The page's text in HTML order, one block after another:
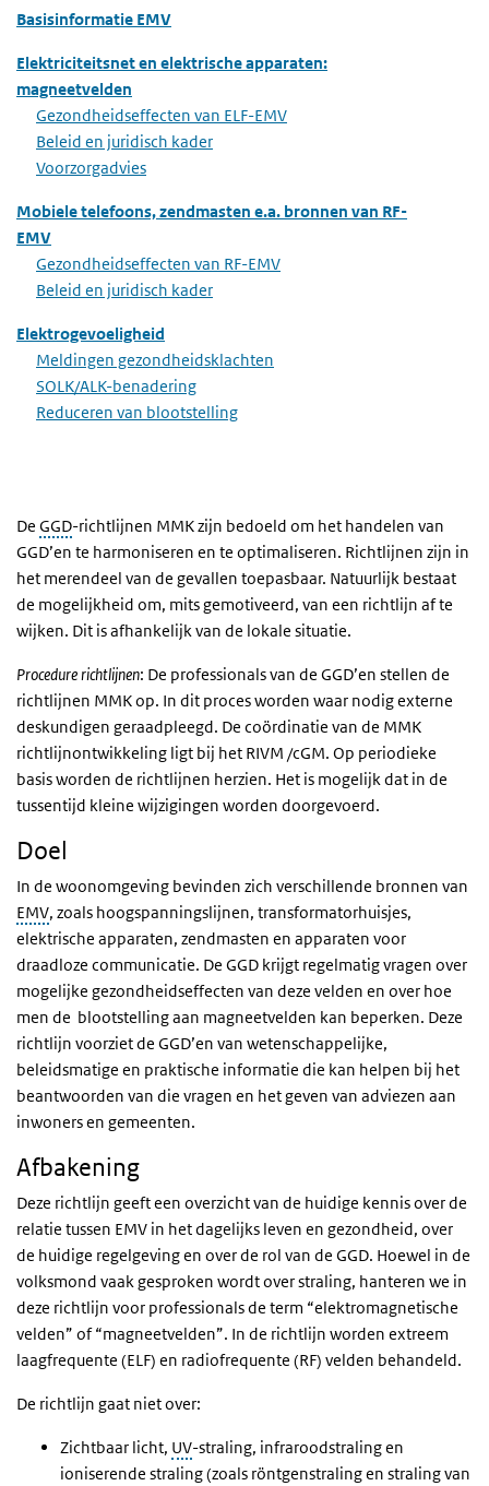
De GGD-richtlijnen MMK zijn bedoeld om het handelen van
GGD’en te harmoniseren en te optimaliseren. Richtlijnen zijn in
het merendeel van de gevallen toepasbaar. Natuurlijk bestaat
de mogelijkheid om, mits gemotiveerd, van een richtlijn af te
wijken. Dit is afhankelijk van de lokale situatie.
Procedure richtlijnen: De professionals van de GGD’en stellen de
richtlijnen MMK op. In dit proces worden waar nodig externe
deskundigen geraadpleegd. De coördinatie van de MMK
richtlijnontwikkeling ligt bij het RIVM /cGM. Op periodieke
basis worden de richtlijnen herzien. Het is mogelijk dat in de
tussentijd kleine wijzigingen worden doorgevoerd.
Doel
In de woonomgeving bevinden zich verschillende bronnen van
EMV, zoals hoogspanningslijnen, transformatorhuisjes,
elektrische apparaten, zendmasten en apparaten voor
draadloze communicatie. De GGD krijgt regelmatig vragen over
mogelijke gezondheidseffecten van deze velden en over hoe
men de blootstelling aan magneetvelden kan beperken. Deze
richtlijn voorziet de GGD’en van wetenschappelijke,
beleidsmatige en praktische informatie die kan helpen bij het
beantwoorden van die vragen en het geven van adviezen aan
inwoners en gemeenten.
Afbakening
Deze richtlijn geeft een overzicht van de huidige kennis over de
relatie tussen EMV in het dagelijks leven en gezondheid, over
de huidige regelgeving en over de rol van de GGD. Hoewel in de
volksmond vaak gesproken wordt over straling, hanteren we in
deze richtlijn voor professionals de term “elektromagnetische
velden” of “magneetvelden”. In de richtlijn worden extreem
laagfrequente (ELF) en radiofrequente (RF) velden behandeld.
De richtlijn gaat niet over:
Zichtbaar licht, UV-straling, infraroodstraling en
ioniserende straling (zoals röntgenstraling en straling van
Basisinformatie EMV
Elektriciteitsnet en elektrische apparaten:
magneetvelden
Gezondheidseffecten van ELF-EMV
Beleid en juridisch kader
Voorzorgadvies
Mobiele telefoons, zendmasten e.a. bronnen van RF-
EMV
Gezondheidseffecten van RF-EMV
Beleid en juridisch kader
Elektrogevoeligheid
Meldingen gezondheidsklachten
SOLK/ALK-benadering
Reduceren van blootstelling